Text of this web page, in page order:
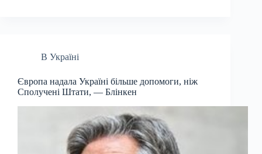
В Україні
Європа надала Україні більше допомоги, ніж
Сполучені Штати, — Блінкен